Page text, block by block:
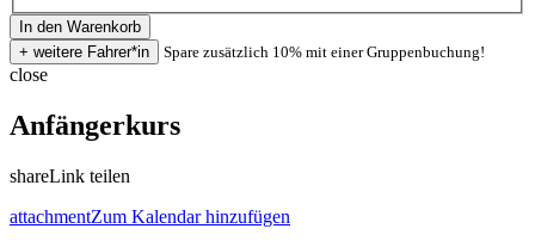
Spare zusätzlich 10% mit einer Gruppenbuchung!
close
Anfängerkurs
shareLink teilen
attachmentZum Kalendar hinzufügen